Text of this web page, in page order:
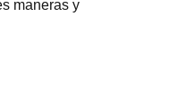
maneras y